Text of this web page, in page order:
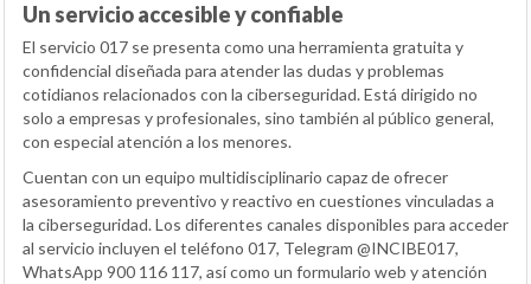
Un servicio accesible y confiable
El servicio 017 se presenta como una herramienta gratuita y
confidencial diseñada para atender las dudas y problemas
cotidianos relacionados con la ciberseguridad. Está dirigido no
solo a empresas y profesionales, sino también al público general,
con especial atención a los menores.
Cuentan con un equipo multidisciplinario capaz de ofrecer
asesoramiento preventivo y reactivo en cuestiones vinculadas a
la ciberseguridad. Los diferentes canales disponibles para acceder
al servicio incluyen el teléfono 017, Telegram @INCIBE017,
WhatsApp 900 116 117, así como un formulario web y atención